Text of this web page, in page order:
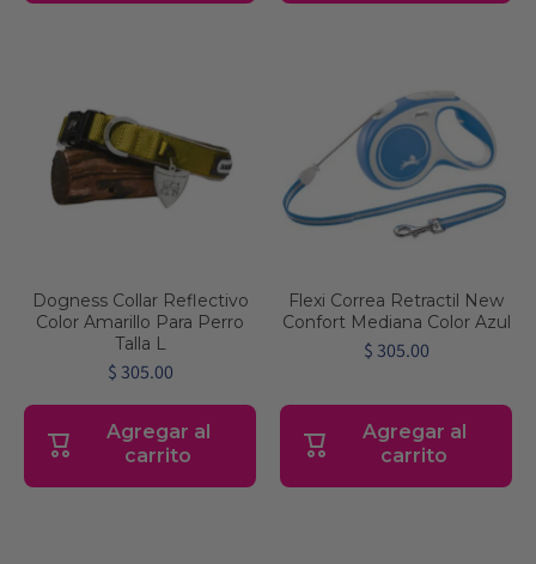
Dogness Collar Reflectivo
Color Amarillo Para Perro
Talla L
$ 305.00
Agregar al
carrito
Flexi Correa Retractil New
Confort Mediana Color Azul
$ 305.00
Agregar al
carrito